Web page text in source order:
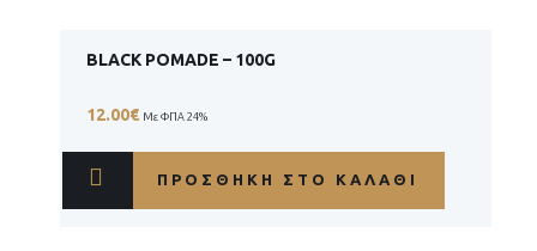
BLACK POMADE – 100G
12.00€ Με ΦΠΑ 24%
ΠΡΟΣΘΉΚΗ ΣΤΟ ΚΑΛΆΘΙ